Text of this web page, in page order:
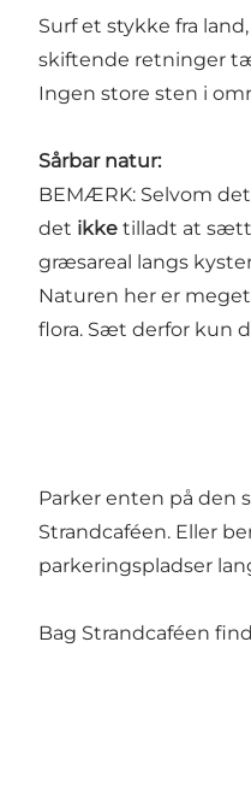
Surf et stykke fra
skiftende retninger
Ingen store sten i
Sårbar natur:
BEMÆRK: Selvom
det ikke tilladt at
græsareal langs
Naturen her er
flora. Sæt derfor kun
Parker enten på den
Strandcaféen. Eller
parkeringspladser
Bag Strandcaféen